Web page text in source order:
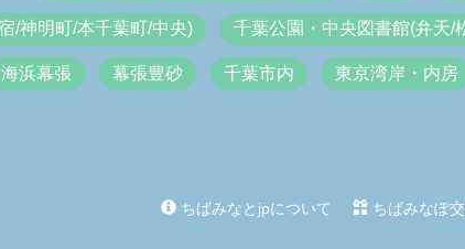
/神明町/本千葉町/中央) 千葉公園・中央図書館(弁天/
海浜幕張 幕張豊砂 千葉市内 東京湾岸・内房
ちばみなとjpについて ちばみなぽ